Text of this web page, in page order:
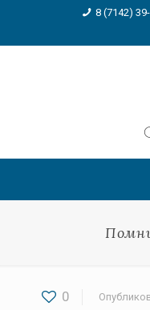
8 (7142)
0